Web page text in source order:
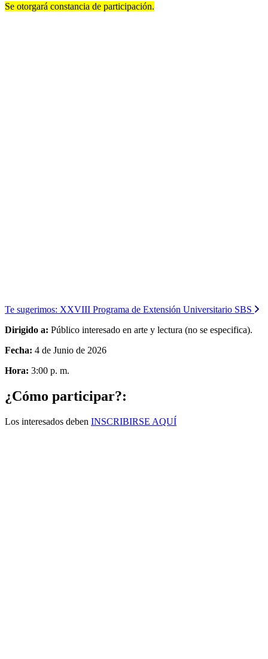
Se otorgará constancia de participación.
Te sugerimos: XXVIII Programa de Extensión Universitario SBS
Dirigido a: Público interesado en arte y lectura (no se especifica).
Fecha: 4 de Junio de 2026
Hora: 3:00 p. m.
¿Cómo participar?:
Los interesados deben INSCRIBIRSE AQUÍ